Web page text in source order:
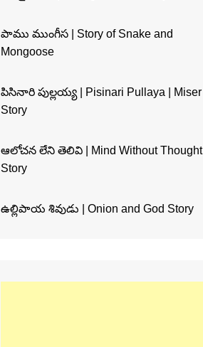
పాము ముంగీస | Story of Snake and
Mongoose
పిసినారి పుల్లయ్య | Pisinari Pullaya | Miser
Story
ఆలోచన లేని తెలివి | Mind Without Thought
Story
ఉల్లిపాయ శివుడు | Onion and God Story